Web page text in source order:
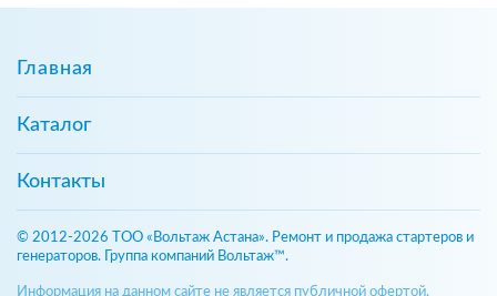
Главная
Каталог
Контакты
© 2012-2026 ТОО «Вольтаж Астана». Ремонт и продажа стартеров и
генераторов. Группа компаний Вольтаж™.
Информация на данном сайте не является публичной офертой,